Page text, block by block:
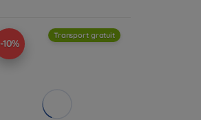
-10%
Transport gratuit